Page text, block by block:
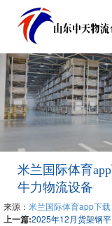
米兰国际体育
牛力物流设备
来源： 米兰国际体育app下载
上一篇: